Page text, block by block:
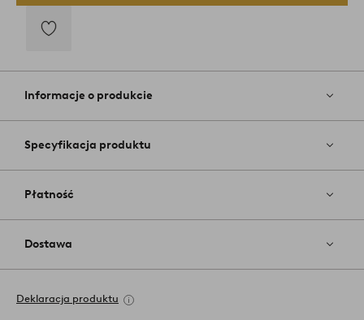
do
ulubionych
Informacje o produkcie
Specyfikacja produktu
Płatność
Dostawa
Deklaracja produktu